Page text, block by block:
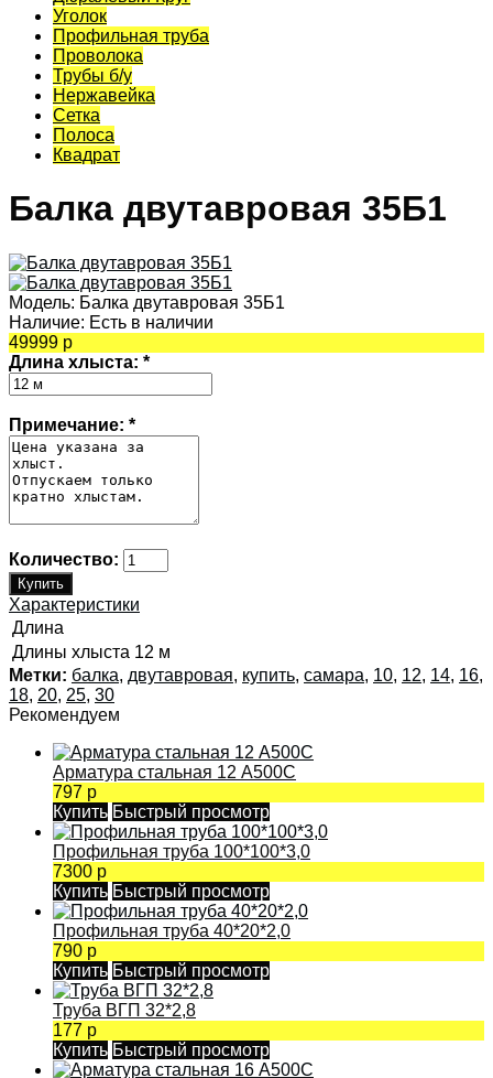
Уголок
Профильная труба
Проволока
Трубы б/у
Нержавейка
Сетка
Полоса
Квадрат
Балка двутавровая 35Б1
Модель: Балка двутавровая 35Б1
Наличие: Есть в наличии
49999 р
Длина хлыста: *
Примечание: *
Количество:
Характеристики
Длина
Длины хлыста 12 м
Метки: балка, двутавровая, купить, самара, 10, 12, 14, 16,
18, 20, 25, 30
Рекомендуем
Арматура стальная 12 А500С
797 р
Купить Быстрый просмотр
Профильная труба 100*100*3,0
7300 р
Купить Быстрый просмотр
Профильная труба 40*20*2,0
790 р
Купить Быстрый просмотр
Труба ВГП 32*2,8
177 р
Купить Быстрый просмотр